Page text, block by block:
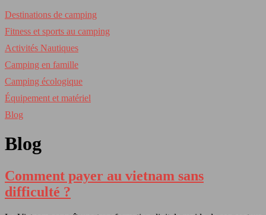
Destinations de camping
Fitness et sports au camping
Activités Nautiques
Camping en famille
Camping écologique
Équipement et matériel
Blog
Blog
Comment payer au vietnam sans
difficulté ?